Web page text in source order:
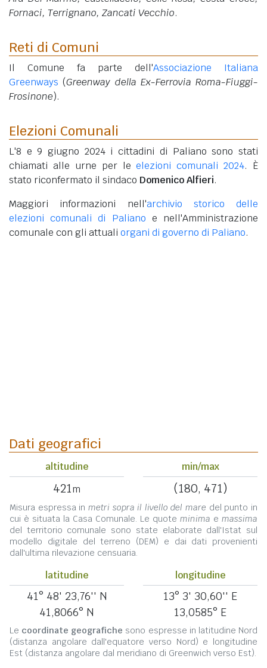
Fornaci, Terrignano, Zancati Vecchio.
Reti di Comuni
Il Comune fa parte dell'Associazione Italiana
Greenways (Greenway della Ex-Ferrovia Roma-Fiuggi-
Frosinone).
Elezioni Comunali
L'8 e 9 giugno 2024 i cittadini di Paliano sono stati
chiamati alle urne per leelezioni comunali 2024. È
stato riconfermato il sindaco Domenico Alfieri.
Maggiori informazioni nell'archivio storico delle
elezioni comunali di Paliano e nell'Amministrazione
comunale con gli attuali organi di governo di Paliano.
Dati geografici
altitudine
421m
min/max
(180, 471)
Misura espressa in metri sopra il livello del mare del punto in
cui è situata la Casa Comunale. Le quote minima e massima
del territorio comunale sono state elaborate dall'Istat sul
modello digitale del terreno (DEM) e dai dati provenienti
dall'ultima rilevazione censuaria.
latitudine
41° 48' 23,76'' N
41,8066° N
longitudine
13° 3' 30,60'' E
13,0585° E
Le coordinate geografiche sono espresse in latitudine Nord
(distanza angolare dall'equatore verso Nord) e longitudine
Est (distanza angolare dal meridiano di Greenwich verso Est).